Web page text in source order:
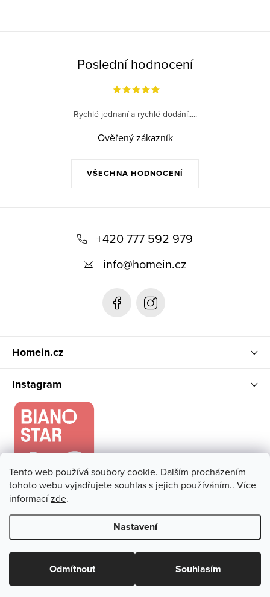
Tento web používá soubory cookie. Dalším procházením
tohoto webu vyjadřujete souhlas s jejich používáním.. Více
informacízde.
Nastavení
Odmítnout Souhlasím
Poslední hodnocení
VŠECHNA HODNOCENÍ
Rychlé jednaní a rychlé dodání.....
Ověřený zákazník
+420 777 592 979
info@homein.cz
Homein.cz
Instagram
Copyright 2026Homein.cz. Všechna práva vyhrazena.Upravit
nastavení cookies